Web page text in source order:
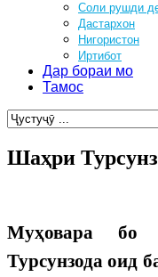
Соли рушди
Дастархон
Нигористон
Иртибот
Дар бораи мо
Тамос
Шаҳри
Муҳовара бо
Турсунзода оид